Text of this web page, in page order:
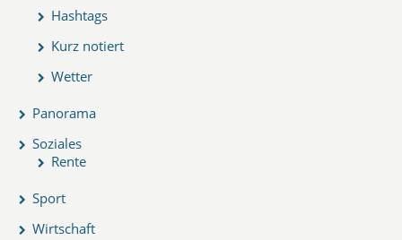
Hashtags
Kurz notiert
Wetter
Panorama
Soziales
Rente
Sport
Wirtschaft